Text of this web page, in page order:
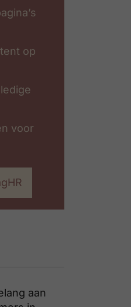
op
voor
aan